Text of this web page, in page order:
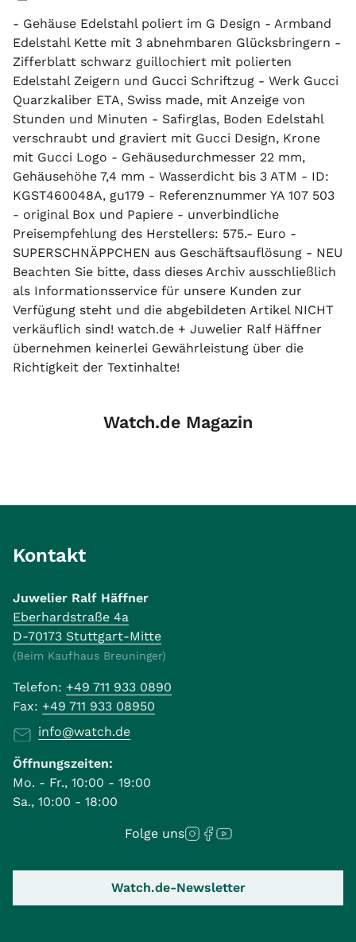
- Gehäuse Edelstahl poliert im G Design - Armband
Edelstahl Kette mit 3 abnehmbaren Glücksbringern -
Zifferblatt schwarz guillochiert mit polierten
Edelstahl Zeigern und Gucci Schriftzug - Werk Gucci
Quarzkaliber ETA, Swiss made, mit Anzeige von
Stunden und Minuten - Safirglas, Boden Edelstahl
verschraubt und graviert mit Gucci Design, Krone
mit Gucci Logo - Gehäusedurchmesser 22 mm,
Gehäusehöhe 7,4 mm - Wasserdicht bis 3 ATM - ID:
KGST460048A, gu179 - Referenznummer YA 107 503
- original Box und Papiere - unverbindliche
Preisempfehlung des Herstellers: 575.- Euro -
SUPERSCHNÄPPCHEN aus Geschäftsauflösung - NEU
Beachten Sie bitte, dass dieses Archiv ausschließlich
als Informationsservice für unsere Kunden zur
Verfügung steht und die abgebildeten Artikel NICHT
verkäuflich sind! watch.de + Juwelier Ralf Häffner
übernehmen keinerlei Gewährleistung über die
Richtigkeit der Textinhalte!
Watch.de Magazin
Kontakt
Juwelier Ralf Häffner
Eberhardstraße 4a
D-70173 Stuttgart-Mitte
(Beim Kaufhaus Breuninger)
Telefon: +49 711 933 0890
Fax: +49 711 933 08950
info@watch.de
Öffnungszeiten:
Mo. - Fr., 10:00 - 19:00
Sa., 10:00 - 18:00
Folge uns
Watch.de-Newsletter